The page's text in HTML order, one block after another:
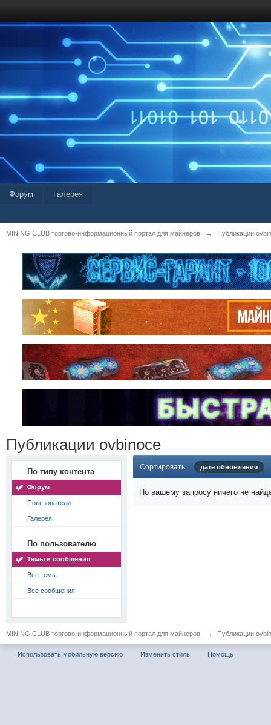
Форум Галерея
MINING CLUB торгово-информационный портал для майнеров → Публикации
Публикации ovbinoce
По типу контента
Форум
Пользователи
Галерея
По пользователю
Темы и сообщения
Все темы
Все сообщения
Сортировать дате обновления
По вашему запросу ничего не
MINING CLUB торгово-информационный портал для майнеров → Публикации
Использовать мобильную версию Изменить стиль Помощь